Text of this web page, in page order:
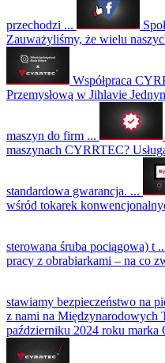
przechodzi ...
Zauważyliśmy, że wielu
Współpraca
Przemysłową w Jihlavie
maszyn do firm ...
maszynach CYRRTEC?
standardowa gwarancja. ...
wśród tokarek
sterowana śruba pociągowa) t
pracy z obrabiarkami – na co
stawiamy bezpieczeństwo na
z nami na Międzynarodowych
październiku 2024 roku